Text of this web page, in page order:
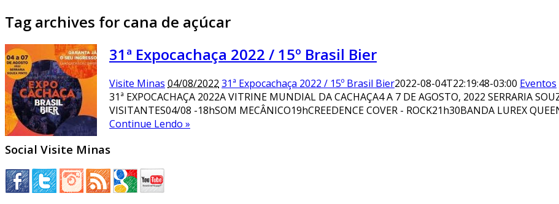
Tag archives for cana de açúcar
31ª Expocachaça 2022 / 15º Brasil Bier
Visite Minas 04/08/2022 31ª Expocachaça 2022 / 15º Brasil Bier2022-08-04T22:19:48-03:00 Eventos
31ª EXPOCACHAÇA 2022A VITRINE MUNDIAL DA CACHAÇA4 A 7 DE AGOSTO, 2022 SERRARIA
VISITANTES04/08 -18hSOM MECÂNICO19hCREEDENCE COVER - ROCK21h30BANDA LUREX
Continue Lendo »
Social Visite Minas